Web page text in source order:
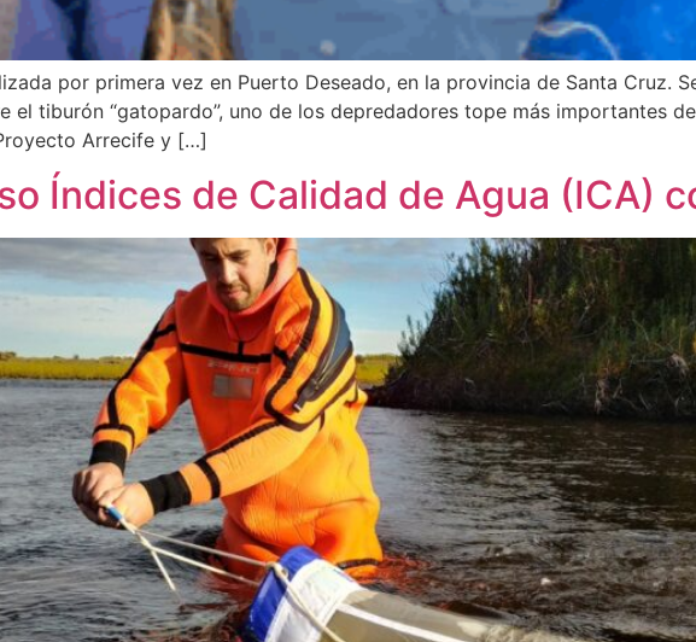
por primera vez en Puerto Deseado, en la provincia de Santa Cruz.
el tiburón “gatopardo”, uno de los depredadores tope más importantes
Arrecife y […]
Índices de Calidad de Agua (ICA)